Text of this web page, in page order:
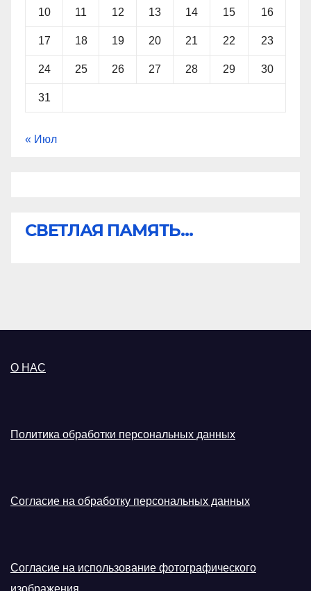
10 11 12 13 14 15 16
17 18 19 20 21 22 23
24 25 26 27 28 29 30
31
« Июл
СВЕТЛАЯ ПАМЯТЬ...
О НАС
Политика обработки персональных данных
Согласие на обработку персональных данных
Согласие на использование фотографического